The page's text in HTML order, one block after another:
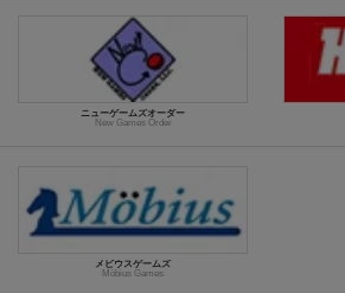
ニューゲームズオーダー
New Games Order
メビウスゲームズ
Möbius Games